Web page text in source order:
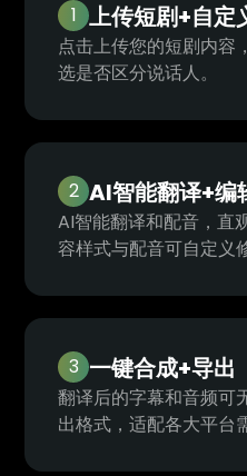
1 上传短剧+自定
点击上传您的短剧内容
选是否区分说话人。
2 AI智能翻译+编
AI智能翻译和配音，直
容样式与配音可自定义
3 一键合成+导出
翻译后的字幕和音频可
出格式，适配各大平台